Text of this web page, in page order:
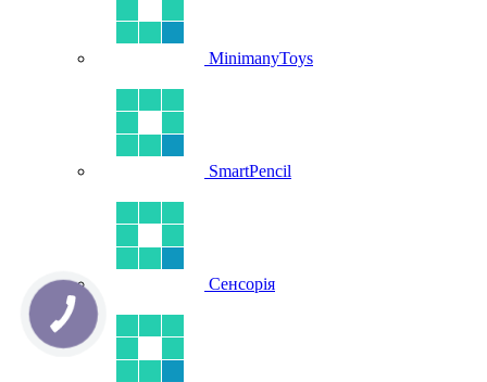
MinimanyToys
SmartPencil
Сенсорія